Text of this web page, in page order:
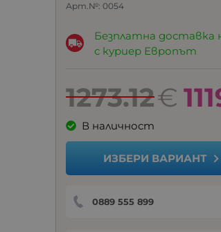
Арт.№: 0054
Безплатна доставка
с куриер Европът
1273.12€
В наличност
ИЗБЕРИ ВАРИАНТ
0889 555 899